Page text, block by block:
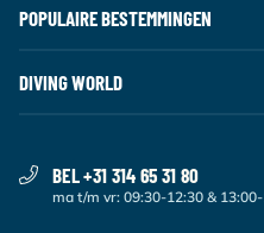
POPULAIRE BESTEMMINGEN
DIVING WORLD
BEL +31 314 65 31 80
ma t/m vr: 09:30-12:30 &